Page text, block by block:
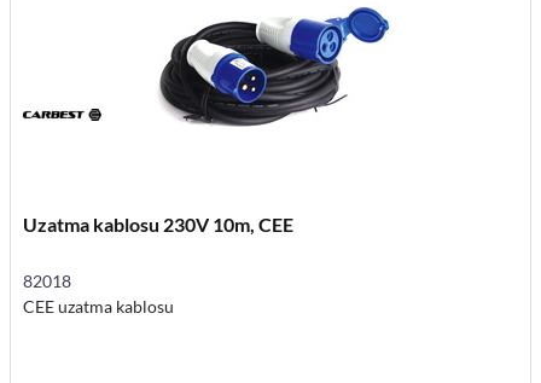
Uzatma kablosu 230V 10m, CEE
82018
CEE uzatma kablosu